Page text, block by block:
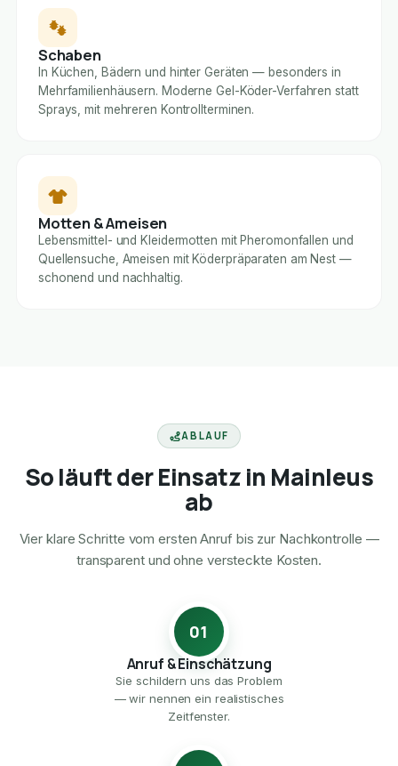
Schaben
In Küchen, Bädern und hinter Geräten — besonders in
Mehrfamilienhäusern. Moderne Gel-Köder-Verfahren statt
Sprays, mit mehreren Kontrollterminen.
Motten & Ameisen
Lebensmittel- und Kleidermotten mit Pheromonfallen und
Quellensuche, Ameisen mit Köderpräparaten am Nest —
schonend und nachhaltig.
ABLAUF
So läuft der Einsatz in Mainleus
ab
Vier klare Schritte vom ersten Anruf bis zur Nachkontrolle —
transparent und ohne versteckte Kosten.
01
Anruf & Einschätzung
Sie schildern uns das Problem
— wir nennen ein realistisches
Zeitfenster.